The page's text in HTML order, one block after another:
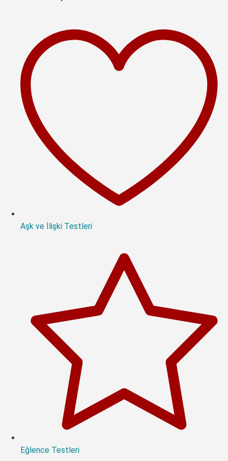
Aşk ve İlişki Testleri
Eğlence Testleri